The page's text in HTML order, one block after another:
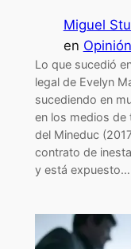
Miguel
en
Lo que sucedió
legal de Evelyn
sucediendo en
en los medios de
del Mineduc
contrato de
y está expuesto…